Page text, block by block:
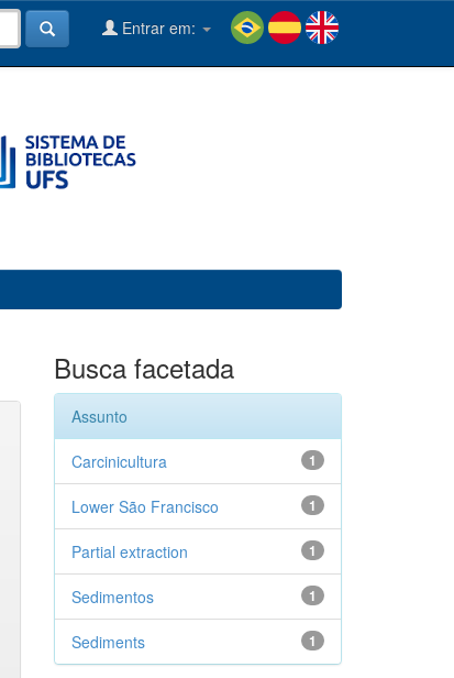
Entrar em:
Busca facetada
Assunto
1
Carcinicultura
1
Lower São Francisco
1
Partial extraction
1
Sedimentos
1
Sediments